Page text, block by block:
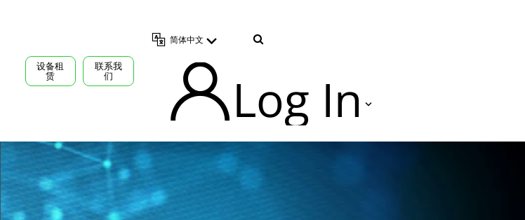
设备租
赁
联系我
们
简体中文
Log In
TVU Producer 云导播
TVU Partyline 云互联